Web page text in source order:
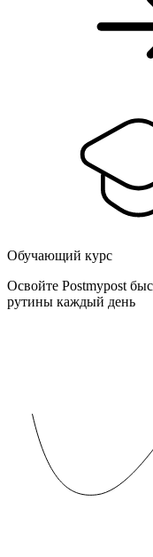
Обучающий курс
Освойте Postmypost
рутины каждый день